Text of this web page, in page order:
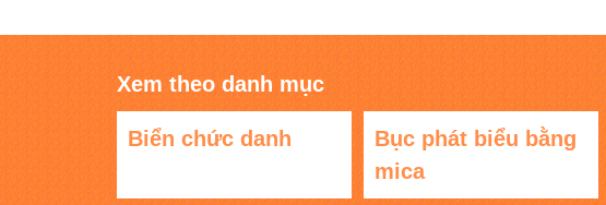
Xem theo danh mục
Biển chức danh
Bục phát biểu bằng
mica